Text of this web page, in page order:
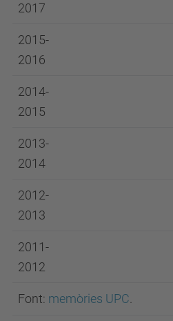
Font: memòries UPC
2017
2015-
2016
2014-
2015
2013-
2014
2012-
2013
2011-
2012